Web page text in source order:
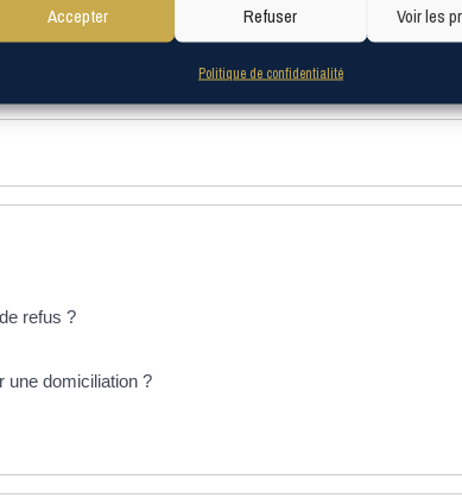
Accepter Refuser Voir les
Politique de confidentialité
refus ?
une domiciliation ?